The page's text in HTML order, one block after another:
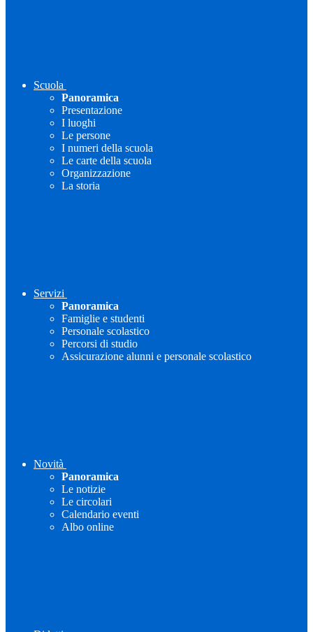
Scuola
Panoramica
Presentazione
I luoghi
Le persone
I numeri della scuola
Le carte della scuola
Organizzazione
La storia
Servizi
Panoramica
Famiglie e studenti
Personale scolastico
Percorsi di studio
Assicurazione alunni e personale scolastico
Novità
Panoramica
Le notizie
Le circolari
Calendario eventi
Albo online